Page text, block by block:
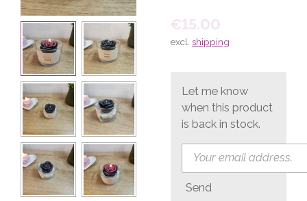
€15.00
excl. shipping
Let me know
when this product
is back in stock.
Send